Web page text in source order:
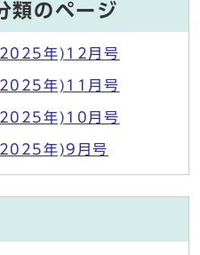
類のページ
年)12月号
年)11月号
年)10月号
年)9月号